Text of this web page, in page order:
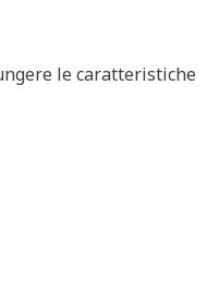
le caratteristiche